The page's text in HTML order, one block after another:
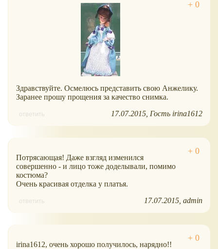
Здравствуйте. Осмелюсь представить свою Анжелику.
Заранее прошу прощения за качество снимка.
ответить 17.07.2015 Гость irina1612
Потрясающая! Даже взгляд изменился
совершенно - и лицо тоже доделывали, помимо
костюма?
Очень красивая отделка у платья.
ответить 17.07.2015 admin
irina1612, очень хорошо получилось, нарядно!!